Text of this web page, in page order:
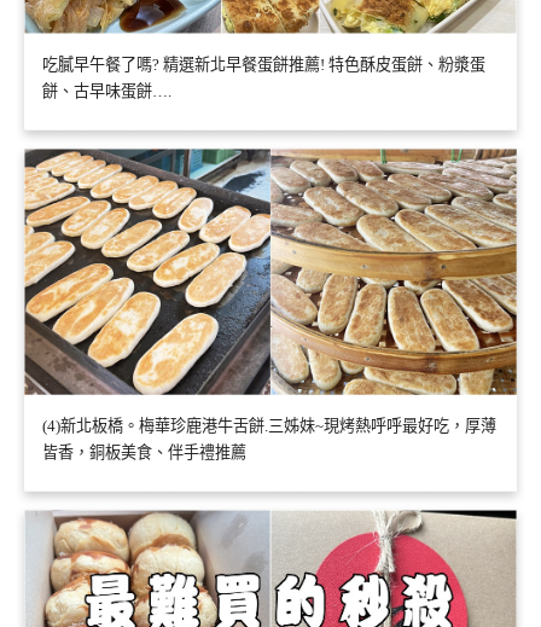
吃膩早午餐了嗎? 精選新北早餐蛋餅推薦! 特色酥皮蛋餅、粉漿蛋
餅、古早味蛋餅….
(4)新北板橋。梅華珍鹿港牛舌餅.三姊妹~現烤熱呼呼最好吃，厚薄
皆香，銅板美食、伴手禮推薦